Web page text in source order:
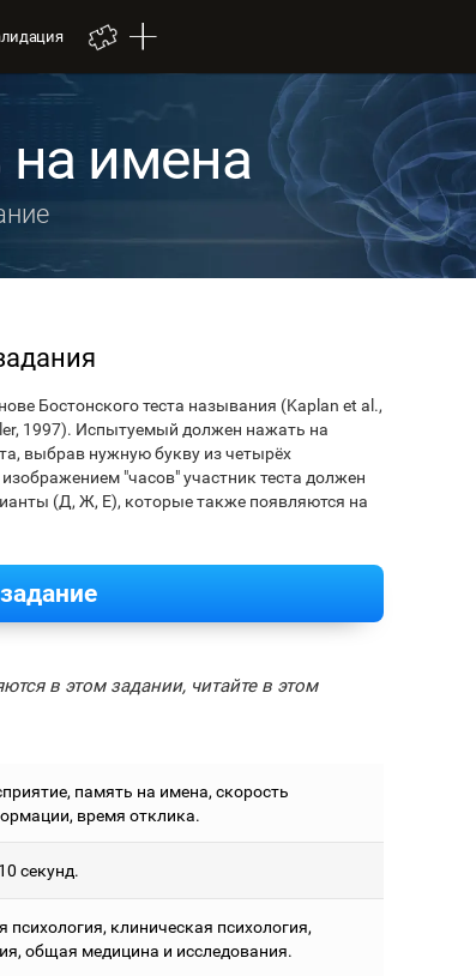
на имена
Бостонского теста называния (Kaplan et al.,
1997). Испытуемый должен нажать на
выбрав нужную букву из четырёх
"часов" участник теста должен
(Д, Ж, Е), которые также появляются на
в этом задании, читайте в этом
память на имена, скорость
время отклика.
секунд.
психология, клиническая психология,
общая медицина и исследования.